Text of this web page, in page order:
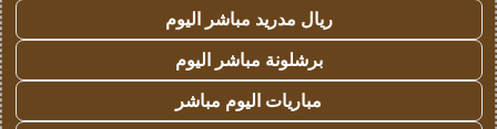
ريال مدريد مباشر اليوم
برشلونة مباشر اليوم
مباريات اليوم مباشر